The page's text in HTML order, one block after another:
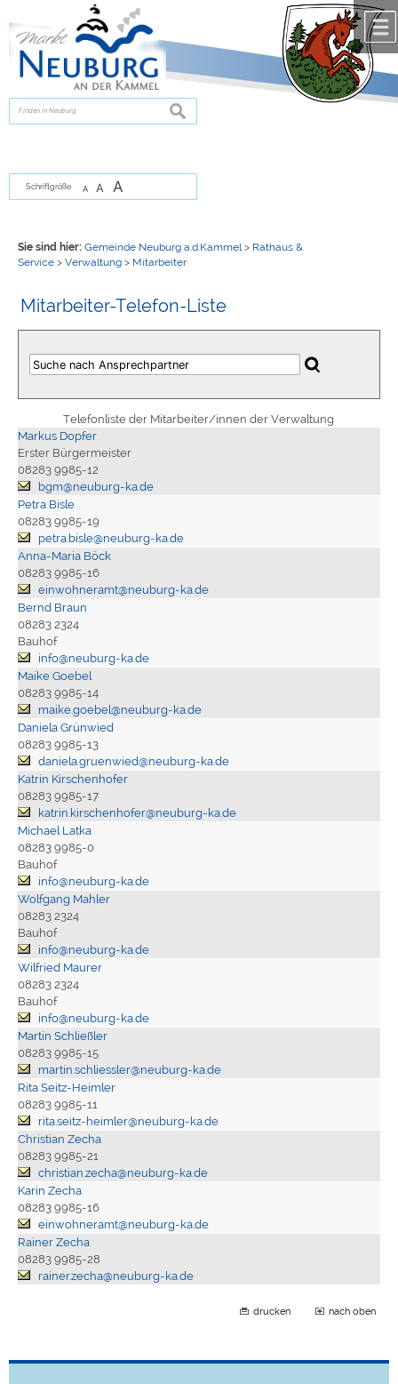
zur Navigationoder
springen.
suchen
Schriftgröße A A A
Sie sind hier: Gemeinde Neuburg a.d.Kammel > Rathaus &
Service> Verwaltung> Mitarbeiter
Mitarbeiter-Telefon-Liste
Telefonliste der Mitarbeiter/innen der Verwaltung
Markus Dopfer
Erster Bürgermeister
08283 9985-12
bgm@neuburg-ka.de
Petra Bisle
08283 9985-19
petra.bisle@neuburg-ka.de
Anna-Maria Böck
08283 9985-16
einwohneramt@neuburg-ka.de
Bernd Braun
08283 2324
Bauhof
info@neuburg-ka.de
Maike Goebel
08283 9985-14
maike.goebel@neuburg-ka.de
Daniela Grünwied
08283 9985-13
daniela.gruenwied@neuburg-ka.de
Katrin Kirschenhofer
08283 9985-17
katrin.kirschenhofer@neuburg-ka.de
Michael Latka
08283 9985-0
Bauhof
info@neuburg-ka.de
Wolfgang Mahler
08283 2324
Bauhof
info@neuburg-ka.de
Wilfried Maurer
08283 2324
Bauhof
info@neuburg-ka.de
Martin Schließler
08283 9985-15
martin.schliessler@neuburg-ka.de
Rita Seitz-Heimler
08283 9985-11
rita.seitz-heimler@neuburg-ka.de
Christian Zecha
08283 9985-21
christian.zecha@neuburg-ka.de
Karin Zecha
08283 9985-16
einwohneramt@neuburg-ka.de
Rainer Zecha
08283 9985-28
rainer.zecha@neuburg-ka.de
drucken nach oben